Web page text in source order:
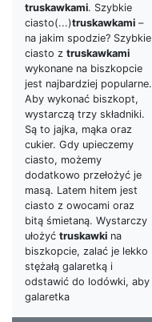
truskawkami. Szybkie
ciasto(...)truskawkami –
na jakim spodzie? Szybkie
ciasto z truskawkami
wykonane na biszkopcie
jest najbardziej popularne.
Aby wykonać biszkopt,
wystarczą trzy składniki.
Są to jajka, mąka oraz
cukier. Gdy upieczemy
ciasto, możemy
dodatkowo przełożyć je
masą. Latem hitem jest
ciasto z owocami oraz
bitą śmietaną. Wystarczy
ułożyć truskawki na
biszkopcie, zalać je lekko
stężałą galaretką i
odstawić do lodówki, aby
galaretka